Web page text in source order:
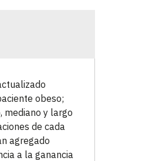
obeso;
mediano y largo
de cada
agregado
a la ganancia